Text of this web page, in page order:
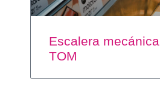
Escalera mecánica
TOM